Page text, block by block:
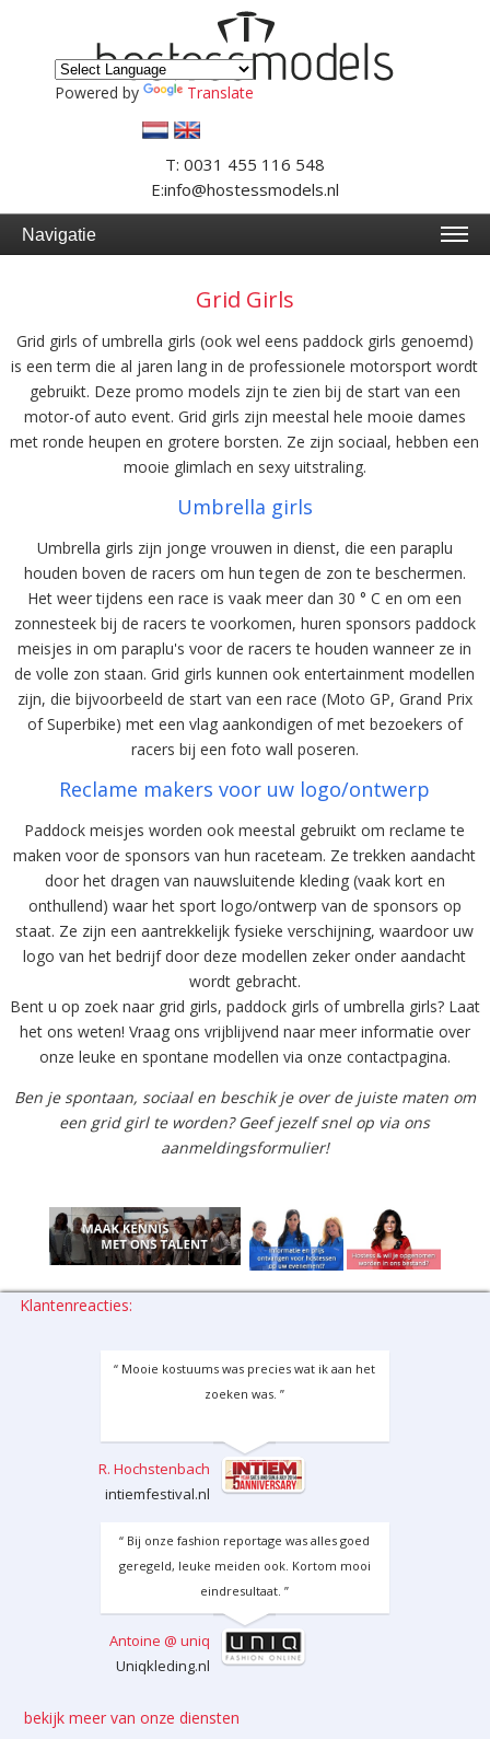
Powered by Translate
T: 0031 455 116 548
E:info@hostessmodels.nl
Navigatie
Grid Girls
Grid girls of umbrella girls (ook wel eens paddock girls genoemd)
is een term die al jaren lang in de professionele motorsport wordt
gebruikt. Deze promo models zijn te zien bij de start van een
motor-of auto event. Grid girls zijn meestal hele mooie dames
met ronde heupen en grotere borsten. Ze zijn sociaal, hebben een
mooie glimlach en sexy uitstraling.
Umbrella girls
Umbrella girls zijn jonge vrouwen in dienst, die een paraplu
houden boven de racers om hun tegen de zon te beschermen.
Het weer tijdens een race is vaak meer dan 30 ° C en om een
zonnesteek bij de racers te voorkomen, huren sponsors paddock
meisjes in om paraplu's voor de racers te houden wanneer ze in
de volle zon staan. Grid girls kunnen ook entertainment modellen
zijn, die bijvoorbeeld de start van een race (Moto GP, Grand Prix
of Superbike) met een vlag aankondigen of met bezoekers of
racers bij een foto wall poseren.
Reclame makers voor uw logo/ontwerp
Paddock meisjes worden ook meestal gebruikt om reclame te
maken voor de sponsors van hun raceteam. Ze trekken aandacht
door het dragen van nauwsluitende kleding (vaak kort en
onthullend) waar het sport logo/ontwerp van de sponsors op
staat. Ze zijn een aantrekkelijk fysieke verschijning, waardoor uw
logo van het bedrijf door deze modellen zeker onder aandacht
wordt gebracht.
Bent u op zoek naar grid girls, paddock girls of umbrella girls? Laat
het ons weten! Vraag ons vrijblijvend naar meer informatie over
onze leuke en spontane modellen via onze contactpagina.
Ben je spontaan, sociaal en beschik je over de juiste maten om
een grid girl te worden? Geef jezelf snel op via ons
aanmeldingsformulier!
Klantenreacties:
“ Mooie kostuums was precies wat ik aan het
zoeken was. ”
R. Hochstenbach
intiemfestival.nl
“ Bij onze fashion reportage was alles goed
geregeld, leuke meiden ook. Kortom mooi
eindresultaat. ”
Antoine @ uniq
Uniqkleding.nl
bekijk meer van onze diensten